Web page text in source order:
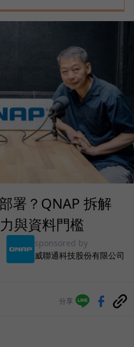
署？QNAP 拆解
與資料門檻
sponsored by
威聯通科技股份有限公司
分享